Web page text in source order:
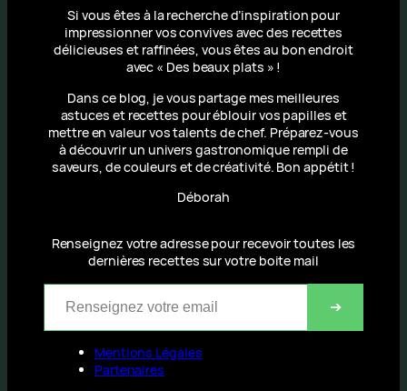
Si vous êtes à la recherche d’inspiration pour
impressionner vos convives avec des recettes
délicieuses et raffinées, vous êtes au bon endroit
avec « Des beaux plats » !
Dans ce blog, je vous partage mes meilleures
astuces et recettes pour éblouir vos papilles et
mettre en valeur vos talents de chef. Préparez-vous
à découvrir un univers gastronomique rempli de
saveurs, de couleurs et de créativité. Bon appétit !
Déborah
Renseignez votre adresse pour recevoir toutes les
dernières recettes sur votre boite mail
Renseignez votre email
➔
Mentions Légales
Partenaires